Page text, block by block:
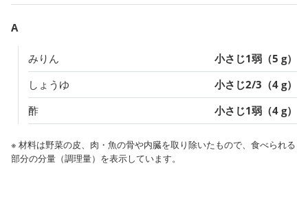
A
みりん
小さじ1弱（5 g）
しょうゆ
小さじ2/3（4 g）
酢
小さじ1弱（4 g）
※ 材料は野菜の皮、肉・魚の骨や内臓を取り除いたもので、食べられる
部分の分量（調理量）を表示しています。